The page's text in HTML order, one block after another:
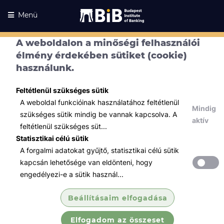
A weboldalon a minőségi felhasználói
élmény érdekében sütiket (cookie)
használunk.
Feltétlenül szükséges sütik
A weboldal funkcióinak használatához feltétlenül
szükséges sütik mindig be vannak kapcsolva. A
feltétlenül szükséges süt...
Mindig
aktív
Statisztikai célú sütik
A forgalmi adatokat gyűjtő, statisztikai célú sütik
kapcsán lehetősége van eldönteni, hogy
engedélyezi-e a sütik használ...
Beállításaim elfogadása
Elfogadom az összeset
Menü
Kurzusaink
Minden témában